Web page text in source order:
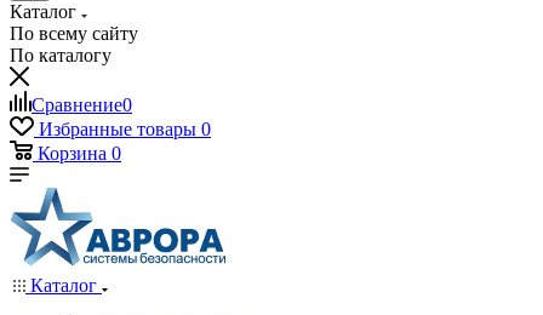
Каталог
По всему сайту
По каталогу
Сравнение0
Избранные товары 0
Корзина 0
Каталог